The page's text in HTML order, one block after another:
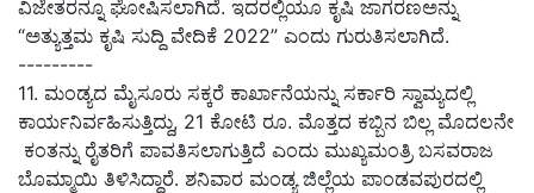
ವಿಜೇತರನ್ನೂ ಘೋಷಿಸಲಾಗಿದೆ. ಇದರಲ್ಲಿಯೂ ಕೃಷಿ ಜಾಗರಣಅನ್ನು
“ಅತ್ಯುತ್ತಮ ಕೃಷಿ ಸುದ್ದಿ ವೇದಿಕೆ 2022” ಎಂದು ಗುರುತಿಸಲಾಗಿದೆ.
---------
11. ಮಂಡ್ಯದ ಮೈಸೂರು ಸಕ್ಕರೆ ಕಾರ್ಖಾನೆಯನ್ನು ಸರ್ಕಾರಿ ಸ್ವಾಮ್ಯದಲ್ಲಿ
ಕಾರ್ಯನಿರ್ವಹಿಸುತ್ತಿದ್ದು, 21 ಕೋಟಿ ರೂ. ಮೊತ್ತದ ಕಬ್ಬಿನ ಬಿಲ್ಲ ಮೊದಲನೇ
ಕಂತನ್ನು ರೈತರಿಗೆ ಪಾವತಿಸಲಾಗುತ್ತಿದೆ ಎಂದು ಮುಖ್ಯಮಂತ್ರಿ ಬಸವರಾಜ
ಬೊಮ್ಮಾಯಿ ತಿಳಿಸಿದ್ದಾರೆ. ಶನಿವಾರ ಮಂಡ್ಯ ಜಿಲ್ಲೆಯ ಪಾಂಡವಪುರದಲ್ಲಿ